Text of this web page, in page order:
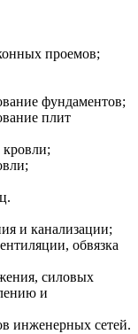
проемов;
фундаментов;
плит
кровли;
и канализации;
обвязка
силовых
и
инженерных сетей.